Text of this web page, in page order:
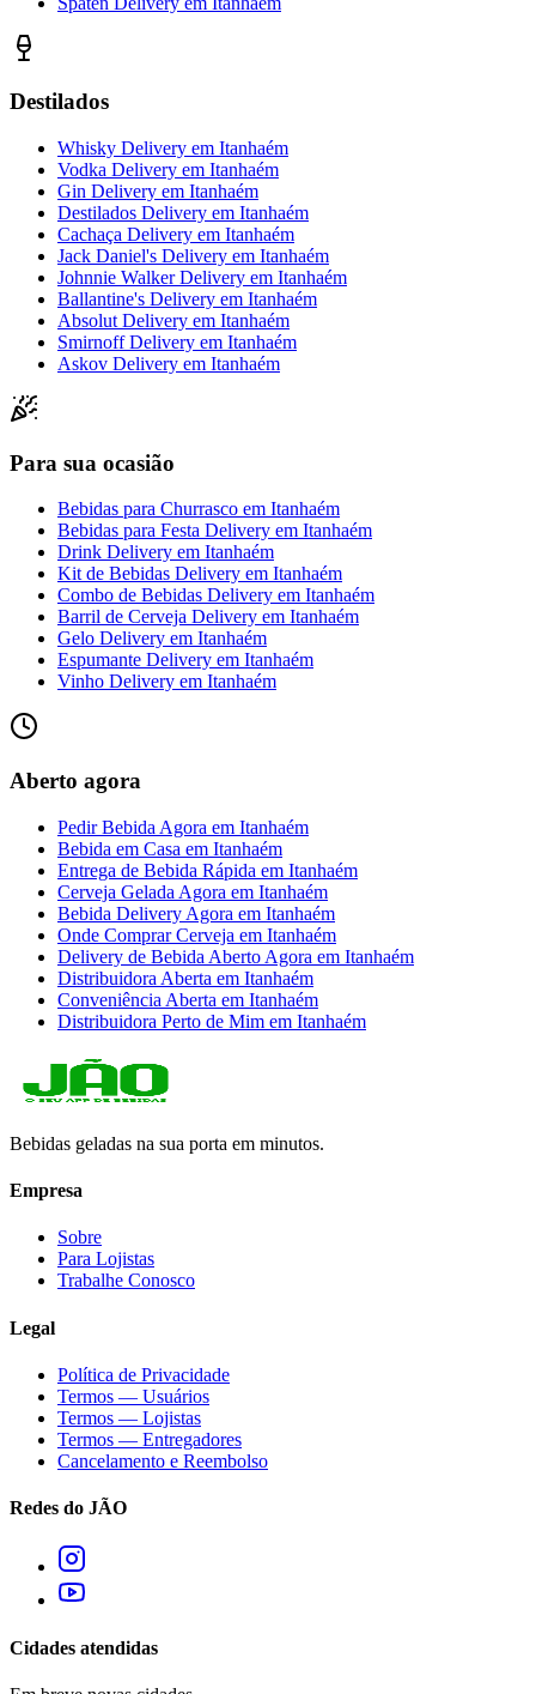
Destilados
Whisky Delivery em Itanhaém
Vodka Delivery em Itanhaém
Gin Delivery em Itanhaém
Destilados Delivery em Itanhaém
Cachaça Delivery em Itanhaém
Jack Daniel's Delivery em Itanhaém
Johnnie Walker Delivery em Itanhaém
Ballantine's Delivery em Itanhaém
Absolut Delivery em Itanhaém
Smirnoff Delivery em Itanhaém
Askov Delivery em Itanhaém
Para sua ocasião
Bebidas para Churrasco em Itanhaém
Bebidas para Festa Delivery em Itanhaém
Drink Delivery em Itanhaém
Kit de Bebidas Delivery em Itanhaém
Combo de Bebidas Delivery em Itanhaém
Barril de Cerveja Delivery em Itanhaém
Gelo Delivery em Itanhaém
Espumante Delivery em Itanhaém
Vinho Delivery em Itanhaém
Aberto agora
Pedir Bebida Agora em Itanhaém
Bebida em Casa em Itanhaém
Entrega de Bebida Rápida em Itanhaém
Cerveja Gelada Agora em Itanhaém
Bebida Delivery Agora em Itanhaém
Onde Comprar Cerveja em Itanhaém
Delivery de Bebida Aberto Agora em Itanhaém
Distribuidora Aberta em Itanhaém
Conveniência Aberta em Itanhaém
Distribuidora Perto de Mim em Itanhaém
Bebidas geladas na sua porta em minutos.
Empresa
Sobre
Para Lojistas
Trabalhe Conosco
Legal
Política de Privacidade
Termos — Usuários
Termos — Lojistas
Termos — Entregadores
Cancelamento e Reembolso
Redes do JÃO
Cidades atendidas